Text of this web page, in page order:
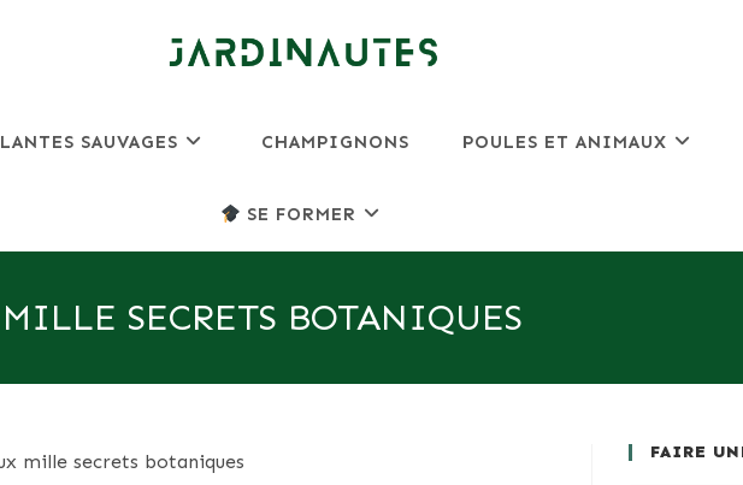
SAUVAGES CHAMPIGNONS POULES ET ANIMAUX
SE FORMER
SECRETS BOTANIQUES
FAIRE